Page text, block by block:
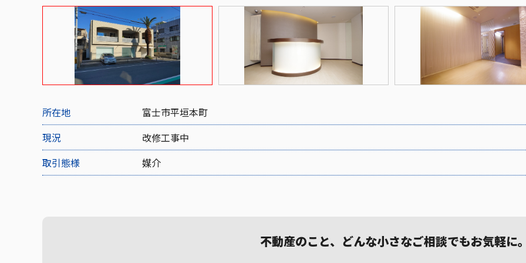
所在地
富士市平垣本町
現況
改修工事中
取引態様
媒介
不動産のこと、どんな小さなご相談でもお気軽に